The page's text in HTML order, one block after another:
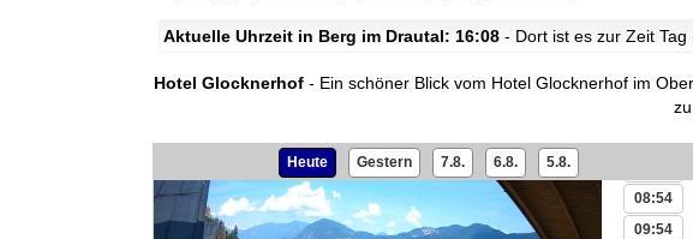
Aktuelle Uhrzeit in Berg im Drautal: 16:08 - Dort ist es zur Zeit
Hotel Glocknerhof- Ein schöner Blick vom Hotel Glocknerhof im
Heute Gestern 7.8. 6.8. 5.8.
08:54
09:54